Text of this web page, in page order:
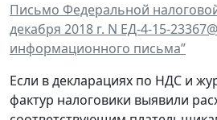
Письмо Федеральной
декабря 2018 г. N ЕД-4-15-
информационного письма”
Если в декларациях по НДС и
фактур налоговики выявили